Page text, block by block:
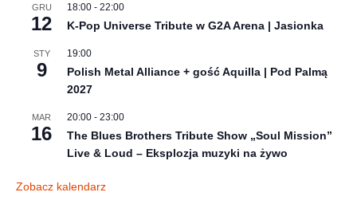
GRU
12
18:00 - 22:00
K-Pop Universe Tribute w G2A Arena | Jasionka
STY
9
19:00
Polish Metal Alliance + gość Aquilla | Pod Palmą
2027
MAR
16
20:00 - 23:00
The Blues Brothers Tribute Show „Soul Mission”
Live & Loud – Eksplozja muzyki na żywo
Zobacz kalendarz